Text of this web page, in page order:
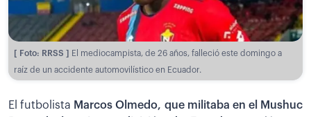
[ Foto: RRSS ]
El mediocampista, de 26 años, falleció este domingo a
raíz de un accidente automovilístico en Ecuador.
El futbolista Marcos Olmedo, que militaba en el Mushuc